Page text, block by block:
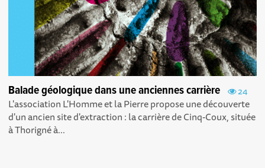
24
Balade géologique dans une anciennes carrière
L'association L'Homme et la Pierre propose une découverte
d'un ancien site d'extraction : la carrière de Cinq-Coux, située
à Thorigné à...